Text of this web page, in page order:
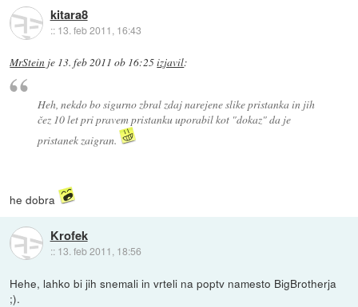
kitara8
:: 13. feb 2011, 16:43
MrStein je 13. feb 2011 ob 16:25izjavil:
Heh, nekdo bo sigurno zbral zdaj narejene slike pristanka in jih
čez 10 let pri pravem pristanku uporabil kot "dokaz" da je
pristanek zaigran.
he dobra
Krofek
:: 13. feb 2011, 18:56
Hehe, lahko bi jih snemali in vrteli na poptv namesto BigBrotherja
;).